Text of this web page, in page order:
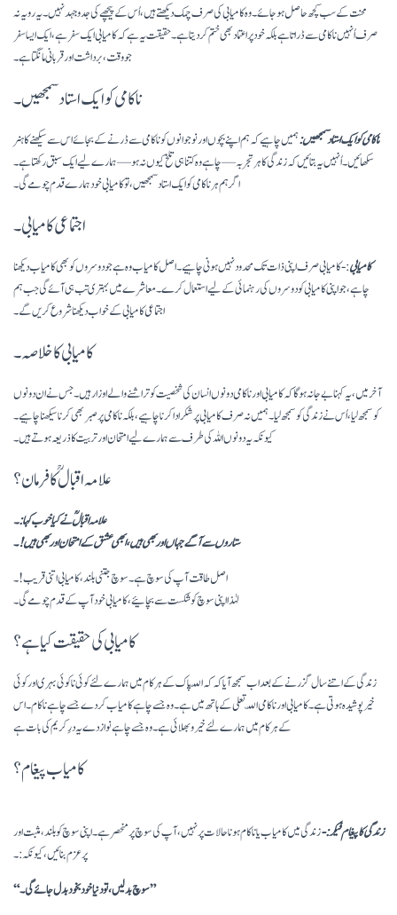
محنت کے سب کچھ حاصل ہو جائے۔ وہ کامیابی کی صرف چمک دیکھتے ہیں، اُس کے پیچھے کی جدوجہد نہیں۔ یہ رویہ نہ
صرف اُنہیں ناکامی سے ڈراتا ہے بلکہ خود پر اعتماد بھی ختم کر دیتا ہے۔ حقیقت یہ ہے کہ کامیابی ایک سفر ہے، ایک ایسا سفر
جو وقت، برداشت اور قربانی مانگتا ہے۔
ناکامی کو ایک استاد سمجھیں۔
ناکامی کو ایک استاد سمجھیں:ہمیں چاہیے کہ ہم اپنے بچوں اور نوجوانوں کو ناکامی سے ڈرنے کے بجائے اس سے سیکھنے کا ہنر
سکھائیں۔ اُنہیں یہ بتائیں کہ زندگی کا ہر تجربہ — چاہے وہ کتنا ہی تلخ کیوں نہ ہو — ہمارے لیے ایک سبق رکھتا ہے۔
اگر ہم ہر ناکامی کو ایک استاد سمجھیں، تو کامیابی خود ہمارے قدم چومے گی۔
اجتماعی کامیابی۔
کامیابی:- کامیابی صرف اپنی ذات تک محدود نہیں ہونی چاہیے۔ اصل کامیاب وہ ہے جو دوسروں کو بھی کامیاب دیکھنا
چاہے، جو اپنی کامیابی کو دوسروں کی رہنمائی کے لیے استعمال کرے۔ معاشرے میں بہتری تب ہی آئے گی جب ہم
اجتماعی کامیابی کے خواب دیکھنا شروع کریں گے۔
کامیابی کا خلاصہ۔
آخر میں، یہ کہنا بے جا نہ ہوگا کہ کامیابی اور ناکامی دونوں انسان کی شخصیت کو تراشنے والے اوزار ہیں۔ جس نے ان دونوں
کو سمجھ لیا، اُس نے زندگی کو سمجھ لیا۔ ہمیں نہ صرف کامیابی پر شکر ادا کرنا چاہیے، بلکہ ناکامی پر صبر بھی کرنا سیکھنا چاہیے۔
کیونکہ یہ دونوں اللہ کی طرف سے ہمارے لیے امتحان اور تربیت کا ذریعہ ہوتے ہیں۔
علامہ اقبالؒ کا فرمان؟
علامہ اقبالؒ نے کیا خوب کہا:۔
ستاروں سے آگے جہاں اور بھی ہیں، ابھی عشق کے امتحان اور بھی ہیں!۔
اصل طاقت آپ کی سوچ ہے۔ سوچ جتنی بلند، کامیابی اتنی قریب!۔
لہٰذا اپنی سوچ کو شکست سے بچائیے، کامیابی خود آپ کے قدم چومے گی۔
کامیابی کی حقیقت کیا ہے؟
زندگی کے اتنے سال گزرنے کے بعد اب سمجھ آیا کہ کہ اللّہ پاک کے ہر کام میں ہمارے لئے کوئی نا کوئی بہری اور کوئی
خیر پوشیدہ ہوتی ہے۔ کامیابی اور ناکامی اللّہ تعلی کے ہاتھ میں ہے۔ وہ جسے چاہے کامیاب کردے جسے چاہے ناکام۔ اس
کے ہر کام میں ہمارے لئے خیر و بھلائی ہے۔ وہ جسے چاہے نواز دے یہ درِ کریم کی بات ہے
کامیاب پیغام؟
زندگی کا پیغام فیکر:-زندگی میں کامیاب یا ناکام ہونا حالات پر نہیں، آپ کی سوچ پر منحصر ہے۔ اپنی سوچ کو بلند، مثبت اور
پرعزم بنائیں، کیونکہ:۔
“سوچ بدلیں، تو دنیا خود بخود بدل جائے گی۔”